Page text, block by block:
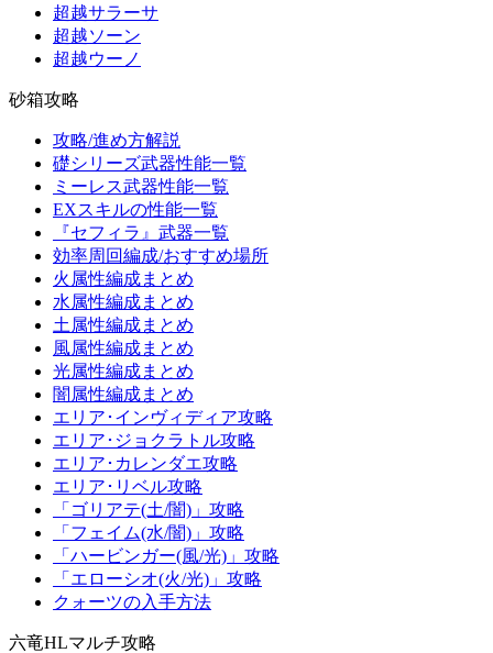
超越サラーサ
超越ソーン
超越ウーノ
砂箱攻略
攻略/進め方解説
礎シリーズ武器性能一覧
ミーレス武器性能一覧
EXスキルの性能一覧
『セフィラ』武器一覧
効率周回編成/おすすめ場所
火属性編成まとめ
水属性編成まとめ
土属性編成まとめ
風属性編成まとめ
光属性編成まとめ
闇属性編成まとめ
エリア･インヴィディア攻略
エリア･ジョクラトル攻略
エリア･カレンダエ攻略
エリア･リベル攻略
「ゴリアテ(土/闇)」攻略
「フェイム(水/闇)」攻略
「ハービンガー(風/光)」攻略
「エローシオ(火/光)」攻略
クォーツの入手方法
六竜HLマルチ攻略